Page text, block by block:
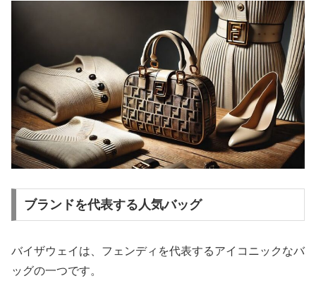
ブランドを代表する人気バッグ
バイザウェイは、フェンディを代表するアイコニックなバ
ッグの一つです。